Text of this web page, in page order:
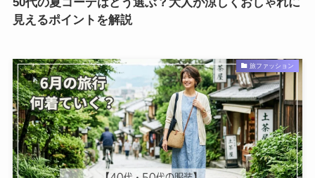
見えるポイントを解説
旅ファッション